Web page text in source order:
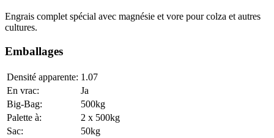
Engrais complet spécial avec magnésie et vore pour colza et autres
cultures.
Emballages
Densité apparente: 1.07
En vrac:
Ja
Big-Bag:
500kg
Palette à:
2 x 500kg
Sac:
50kg